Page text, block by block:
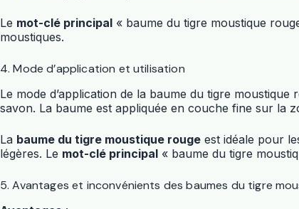
Le mot-clé principal « baume du tigre moustique
moustiques.
4. Mode d’application et utilisation
Le mode d’application de la baume du tigre
savon. La baume est appliquée en couche fine sur la
La baume du tigre moustique rouge est idéale pour
légères. Le mot-clé principal « baume du tigre
5. Avantages et inconvénients des baumes du tigre